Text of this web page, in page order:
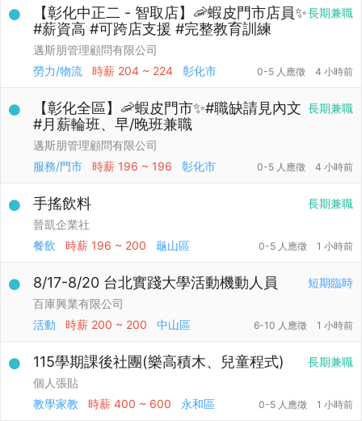
長期兼職
【彰化中正二 - 智取店】🦐蝦皮門市店員✨
#薪資高 #可跨店支援 #完整教育訓練
邁斯朋管理顧問有限公司
勞力/物流
時薪 204 ~ 224 彰化市 0-5 人應徵 4 小時前
長期兼職
【彰化全區】🦐蝦皮門市✨#職缺請見內文
#月薪輪班、早/晚班兼職
邁斯朋管理顧問有限公司
服務/門市
時薪 196 ~ 196 彰化市 0-5 人應徵 4 小時前
長期兼職
手搖飲料
晉凱企業社
餐飲
時薪 196 ~ 200 龜山區 0-5 人應徵 1 小時前
短期臨時
8/17-8/20 台北實踐大學活動機動人員
百庫興業有限公司
活動
時薪 200 ~ 200 中山區 6-10 人應徵 1 小時前
長期兼職
115學期課後社團(樂高積木、兒童程式)
個人張貼
教學家教
時薪 400 ~ 600 永和區 0-5 人應徵 1 小時前